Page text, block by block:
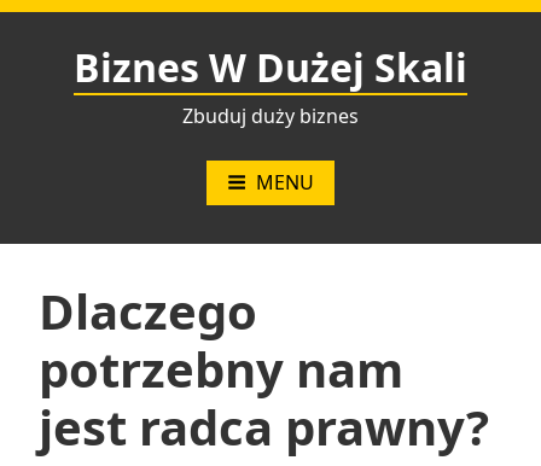
Przejdź
Biznes W Dużej Skali
Zbuduj duży biznes
MENU
Dlaczego
potrzebny nam
jest radca prawny?